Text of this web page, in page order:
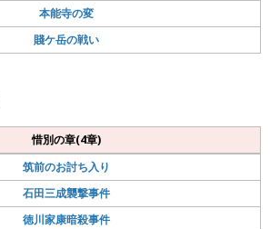
本能寺の変
賤ケ岳の戦い
惜別の章(4章)
筑前のお討ち入り
石田三成襲撃事件
徳川家康暗殺事件